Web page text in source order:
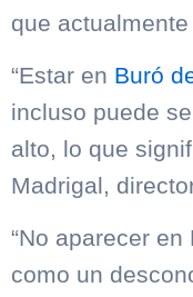
que
“Estar en Buró
incluso puede
alto, lo que
Madrigal,
“No aparecer
como un